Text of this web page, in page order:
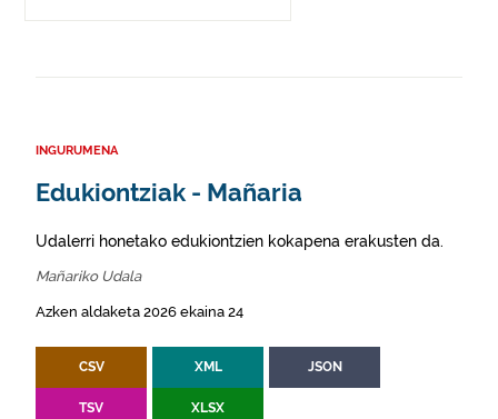
INGURUMENA
Edukiontziak - Mañaria
Udalerri honetako edukiontzien kokapena erakusten da.
Mañariko Udala
Azken aldaketa 2026 ekaina 24
CSV XML JSON
TSV XLSX